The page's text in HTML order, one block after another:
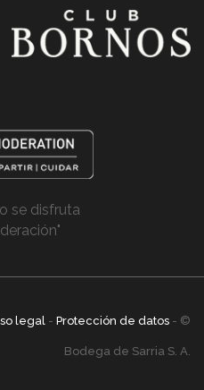
se disfruta
legal - Protección de datos - ©
Bodega de Sarria S. A.